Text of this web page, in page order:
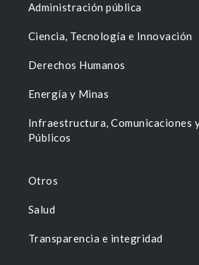
Administración pública
Ciencia, Tecnología e Innovación
Derechos Humanos
Energía y Minas
Infraestructura, Comunicaciones
Públicos
Otros
Salud
Transparencia e integridad